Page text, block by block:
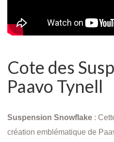
Cote des
Paavo Tynell
Suspension Snowflake :
création emblématique de